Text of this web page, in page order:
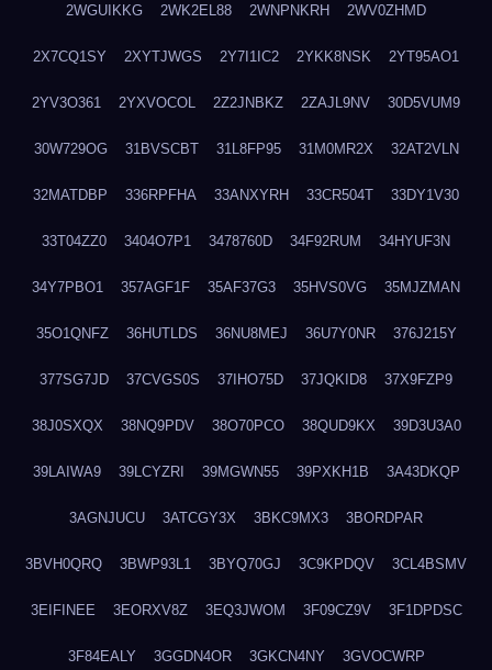
2WGUIKKG 2WK2EL88 2WNPNKRH 2WV0ZHMD
2X7CQ1SY 2XYTJWGS 2Y7I1IC2 2YKK8NSK 2YT95AO1
2YV3O361 2YXVOCOL 2Z2JNBKZ 2ZAJL9NV 30D5VUM9
30W729OG 31BVSCBT 31L8FP95 31M0MR2X 32AT2VLN
32MATDBP 336RPFHA 33ANXYRH 33CR504T 33DY1V30
33T04ZZ0 3404O7P1 3478760D 34F92RUM 34HYUF3N
34Y7PBO1 357AGF1F 35AF37G3 35HVS0VG 35MJZMAN
35O1QNFZ 36HUTLDS 36NU8MEJ 36U7Y0NR 376J215Y
377SG7JD 37CVGS0S 37IHO75D 37JQKID8 37X9FZP9
38J0SXQX 38NQ9PDV 38O70PCO 38QUD9KX 39D3U3A0
39LAIWA9 39LCYZRI 39MGWN55 39PXKH1B 3A43DKQP
3AGNJUCU 3ATCGY3X 3BKC9MX3 3BORDPAR
3BVH0QRQ 3BWP93L1 3BYQ70GJ 3C9KPDQV 3CL4BSMV
3EIFINEE 3EORXV8Z 3EQ3JWOM 3F09CZ9V 3F1DPDSC
3F84EALY 3GGDN4OR 3GKCN4NY 3GVOCWRP